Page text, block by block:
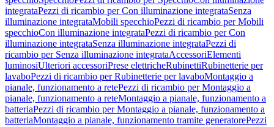
integrataPezzi di ricambio per Con illuminazione integrataSenza
illuminazione integrataMobili specchioPezzi di ricambio per Mobili
specchioCon illuminazione integrataPezzi di ricambio per Con
illuminazione integrataSenza illuminazione integrataPezzi di
ricambio per Senza illuminazione integrataAccessoriElementi
luminosiUlteriori accessoriPrese elettricheRubinettiRubinetterie per
lavaboPezzi di ricambio per Rubinetterie per lavaboMontaggio a
pianale, funzionamento a retePezzi di ricambio per Montaggio a
pianale, funzionamento a reteMontaggio a pianale, funzionamento a
batteriaPezzi di ricambio per Montaggio a pianale, funzionamento a
batteriaMontaggio a pianale, funzionamento tramite generatorePezzi